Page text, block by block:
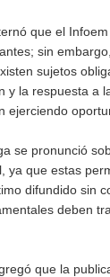
que el
sin
sujetos
la respuesta a
ejerciendo
se pronunció
que estas
difundido sin
deben
que la